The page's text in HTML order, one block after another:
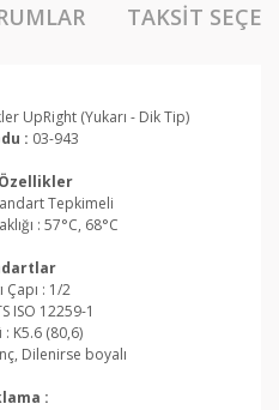
TAKSIT
UpRight (Yukarı - Dik Tip)
: 03-943
Tepkimeli
: 57°C, 68°C
Çapı : 1/2
ISO 12259-1
: K5.6 (80,6)
Dilenirse boyalı
: